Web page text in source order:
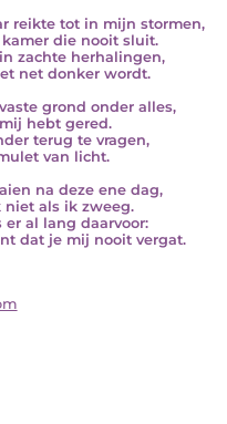
reikte tot in mijn stormen,
die nooit sluit.
zachte herhalingen,
net donker wordt.
grond onder alles,
hebt gered.
terug te vragen,
van licht.
na deze ene dag,
als ik zweeg.
al lang daarvoor:
dat je mij nooit vergat.